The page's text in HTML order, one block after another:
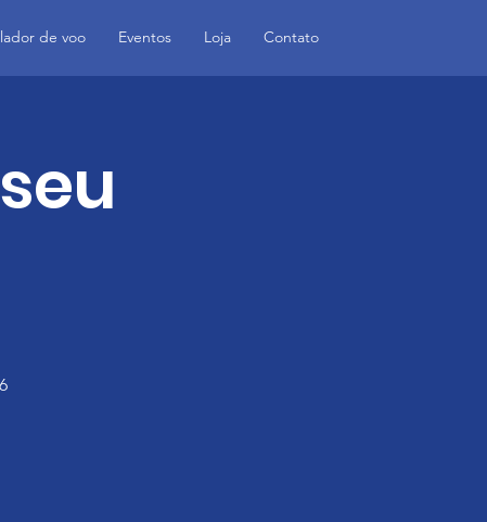
de voo Eventos Loja Contato